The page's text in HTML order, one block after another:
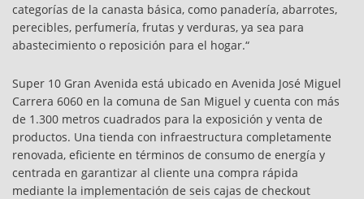
categorías de la canasta básica, como panadería, abarrotes,
perecibles, perfumería, frutas y verduras, ya sea para
abastecimiento o reposición para el hogar.“
Super 10 Gran Avenida está ubicado en Avenida José Miguel
Carrera 6060 en la comuna de San Miguel y cuenta con más
de 1.300 metros cuadrados para la exposición y venta de
productos. Una tienda con infraestructura completamente
renovada, eficiente en términos de consumo de energía y
centrada en garantizar al cliente una compra rápida
mediante la implementación de seis cajas de checkout